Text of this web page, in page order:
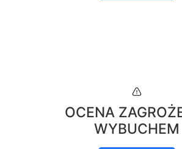
OCENA
WYBUCHEM